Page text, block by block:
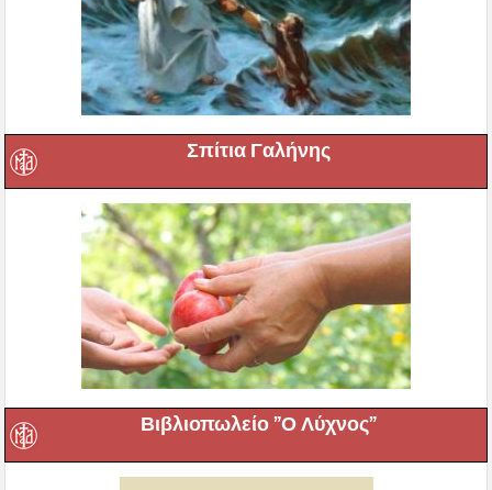
Σπίτια Γαλήνης
Βιβλιοπωλείο ”Ο Λύχνος”